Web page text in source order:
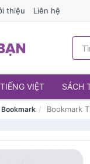
thiệu Liên hệ
VIỆT SÁCH
Bookmark Bookmark